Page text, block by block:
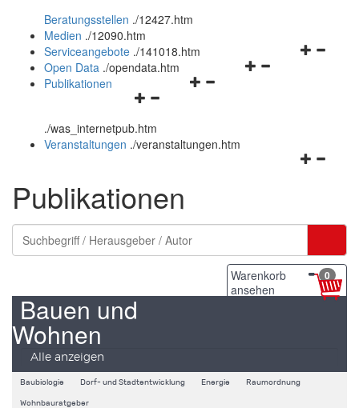
und
schließen
Beratungsstellen ./12427.htm
Medien ./12090.htm
Navigationsmenü
Serviceangebote ./141018.htm
Navigationsmenü
Open Data ./opendata.htm
Navigationsmenü
und
schließen
Publikationen
./was_internetpub.htm
Veranstaltungen ./veranstaltungen.htm
Publikationen
Warenkorb
ansehen
0
Bauen und
Wohnen
Alle anzeigen
Baubiologie Dorf- und Stadtentwicklung Energie Raumordnung
Wohnbauratgeber